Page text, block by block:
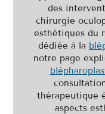
des
chirurgie
esthétiques du
dédiée à la
notre page
thérapeutique
aspects